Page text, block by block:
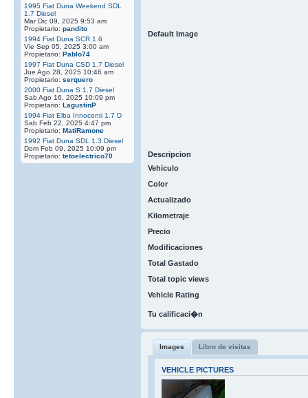
1995 Fiat Duna Weekend SDL
1.7 Diesel
Mar Dic 09, 2025 9:53 am
Propietario: pandito
1994 Fiat Duna SCR 1.6
Vie Sep 05, 2025 3:00 am
Propietario: Pablo74
1997 Fiat Duna CSD 1.7 Diesel
Jue Ago 28, 2025 10:46 am
Propietario: serquero
2000 Fiat Duna S 1.7 Diesel
Sab Ago 16, 2025 10:09 pm
Propietario: LagustinP
1994 Fiat Elba Innocenti 1.7 D
Sab Feb 22, 2025 4:47 pm
Propietario: MatiRamone
1992 Fiat Duna SDL 1.3 Diesel
Dom Feb 09, 2025 10:09 pm
Propietario: tetoelectrico70
Default Image
Descripcion
Vehiculo
Color
Actualizado
Kilometraje
Precio
Modificaciones
Total Gastado
Total topic views
Vehicle Rating
Tu calificaci�n
Images Libro de visitas
VEHICLE PICTURES